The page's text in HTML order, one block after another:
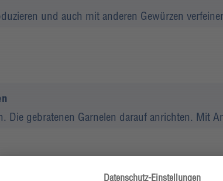
und auch mit anderen Gewürzen
Die gebratenen Garnelen darauf anrichten. Mit